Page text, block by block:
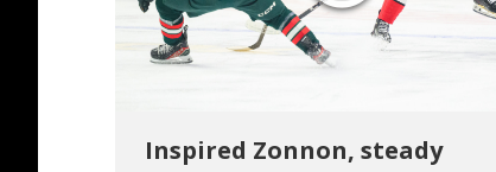
Inspired Zonnon, steady